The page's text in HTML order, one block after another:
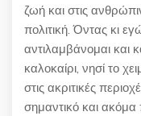
ζωή και στις
πολιτική. Όντας κι
αντιλαμβάνομαι και
καλοκαίρι, νησί το
στις ακριτικές
σημαντικό και ακόμα